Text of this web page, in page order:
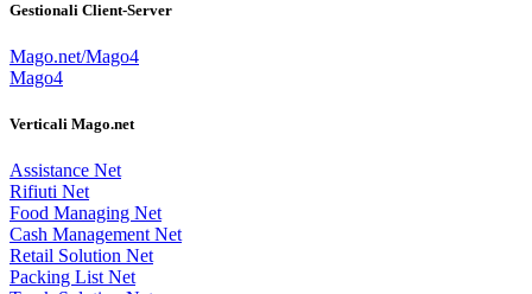
Gestionali Client-Server
Mago.net/Mago4
Mago4
Verticali Mago.net
Assistance Net
Rifiuti Net
Food Managing Net
Cash Management Net
Retail Solution Net
Packing List Net